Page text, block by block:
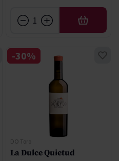
AFEGIR
DO Toro
La Dulce Quietud
-30%